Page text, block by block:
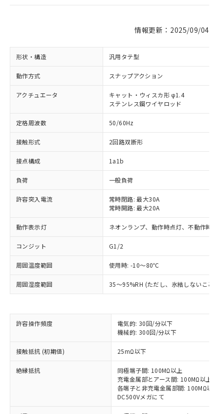
情報更新：2025/09/04
形状・構造 汎用タテ型
動作方式 スナップアクション
アクチュエータ
キャット・ウィスカ形 φ1.4
ステンレス鋼ワイヤロッド
定格周波数 50/60Hz
接触形式 2回路双断形
接点構成 1a1b
負荷 一般負荷
許容突入電流
常時閉路: 最大30A
常時開路: 最大20A
動作表示灯 ネオンランプ、動作時点灯、不動作時
コンジット G1/2
周囲温度範囲 使用時: -10～80℃
周囲湿度範囲 35～95%RH (ただし、氷結しないこと
許容操作頻度
電気的: 30回/分以下
機械的: 300回/分以下
接触抵抗 (初期値) 25mΩ以下
絶縁抵抗
同極端子間: 100MΩ以上
充電金属部とアース間: 100MΩ以上
各端子と非充電金属部間: 100MΩ以上
DC500Vメガにて
ご利用条件
以下の条件をお読みいただき、同意のうえ
本サービスは、当社制御機器事業取扱
商品の当社在庫状況および標準価格
※1 対応状況
非含有に対応した製品が提供可能な商品で
す。
対応予定：EU RoHS指令（10物質）の非含
有に対応した製品に切り替える予定のある
商品です。
対応予定なし：EU RoHS指令（10物質）の
非含有に非対応の商品で、対応品を出す予
調査・確認中：EU RoHS指令（10物質）の
非含有の対応状況を調査中または確認中の
※1 中国RoHS○×表